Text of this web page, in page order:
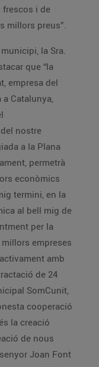
frescos i de
millors preus”.
la Sra.
que “la
empresa del
Catalunya,
nostre
a la Plana
permetrà
econòmics
termini, en la
al bell mig de
per la
empreses
amb
de 24
SomCunit,
cooperació
la creació
de nous
Joan Font